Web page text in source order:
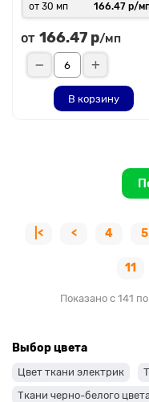
от 30 мп
166.47 р/
от 166.47 р/мп
В корзину
|< < 4 5
11
Показано с 141
Выбор цвета
Цвет ткани электрик
Ткани черно-белого